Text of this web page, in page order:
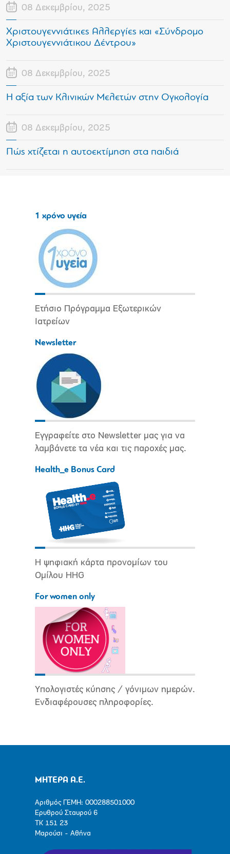
08 Δεκεμβρίου, 2025
Χριστουγεννιάτικες Αλλεργίες και «Σύνδρομο
Χριστουγεννιάτικου Δέντρου»
08 Δεκεμβρίου, 2025
Η αξία των Κλινικών Μελετών στην Ογκολογία
08 Δεκεμβρίου, 2025
Πώς χτίζεται η αυτοεκτίμηση στα παιδιά
1 χρόνο υγεία
Ετήσιο Πρόγραμμα Εξωτερικών
Ιατρείων
Newsletter
Εγγραφείτε στο Newsletter μας για να
λαμβάνετε τα νέα και τις παροχές μας.
Health_e Bonus Card
Η ψηφιακή κάρτα προνομίων του
Ομίλου HHG
For women only
Υπολογιστές κύησης / γόνιμων ημερών.
Ενδιαφέρουσες πληροφορίες.
ΜΗΤΕΡΑ Α.Ε.
Αριθμός ΓΕΜΗ: 000288501000
Ερυθρού Σταυρού 6
ΤΚ 151 23
Μαρούσι - Αθήνα